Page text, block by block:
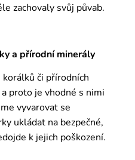
zachovaly svůj půvab.
a přírodní minerály
či přírodních
a proto je vhodné s nimi
vyvarovat se
ukládat na bezpečné,
k jejich poškození.